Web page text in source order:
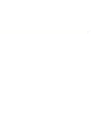
à la visite de Vis